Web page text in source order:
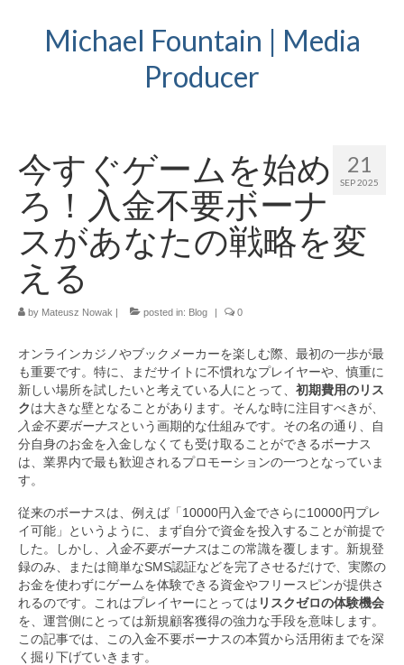
Michael Fountain | Media
Producer
21
SEP 2025
今すぐゲームを始め
ろ！入金不要ボーナ
スがあなたの戦略を変
える
by Mateusz Nowak | posted in: Blog | 0
オンラインカジノやブックメーカーを楽しむ際、最初の一歩が最
も重要です。特に、まだサイトに不慣れなプレイヤーや、慎重に
新しい場所を試したいと考えている人にとって、 初期費用のリス
クは大きな壁となることがあります。そんな時に注目すべきが、
入金不要ボーナスという画期的な仕組みです。その名の通り、自
分自身のお金を入金しなくても受け取ることができるボーナス
は、業界内で最も歓迎されるプロモーションの一つとなっていま
す。
従来のボーナスは、例えば「10000円入金でさらに10000円プレ
イ可能」というように、まず自分で資金を投入することが前提で
した。しかし、
入金不要ボーナスはこの常識を覆します。新規登
録のみ、または簡単なSMS認証などを完了させるだけで、実際の
お金を使わずにゲームを体験できる資金やフリースピンが提供さ
れるのです。これはプレイヤーにとっては リスクゼロの体験機会
を、運営側にとっては新規顧客獲得の強力な手段を意味します。
この記事では、この入金不要ボーナスの本質から活用術までを深
く掘り下げていきます。